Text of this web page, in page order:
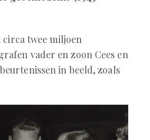
circa twee miljoen
vader en zoon Cees en
in beeld, zoals